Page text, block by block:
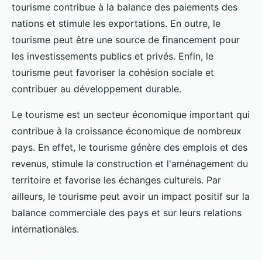
tourisme contribue à la balance des paiements des
nations et stimule les exportations. En outre, le
tourisme peut être une source de financement pour
les investissements publics et privés. Enfin, le
tourisme peut favoriser la cohésion sociale et
contribuer au développement durable.
Le tourisme est un secteur économique important qui
contribue à la croissance économique de nombreux
pays. En effet, le tourisme génère des emplois et des
revenus, stimule la construction et l'aménagement du
territoire et favorise les échanges culturels. Par
ailleurs, le tourisme peut avoir un impact positif sur la
balance commerciale des pays et sur leurs relations
internationales.